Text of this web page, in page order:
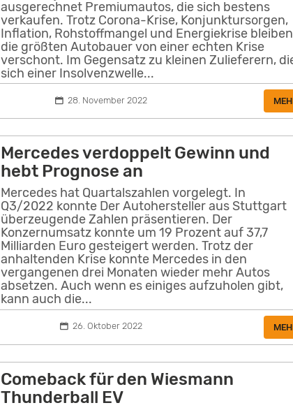
ausgerechnet Premiumautos, die sich bestens
verkaufen. Trotz Corona-Krise, Konjunktursorgen,
Inflation, Rohstoffmangel und Energiekrise bleiben
die größten Autobauer von einer echten Krise
verschont. Im Gegensatz zu kleinen Zulieferern,
sich einer Insolvenzwelle...
28. November 2022
Mercedes verdoppelt Gewinn und
hebt Prognose an
Mercedes hat Quartalszahlen vorgelegt. In
Q3/2022 konnte Der Autohersteller aus Stuttgart
überzeugende Zahlen präsentieren. Der
Konzernumsatz konnte um 19 Prozent auf 37,7
Milliarden Euro gesteigert werden. Trotz der
anhaltenden Krise konnte Mercedes in den
vergangenen drei Monaten wieder mehr Autos
absetzen. Auch wenn es einiges aufzuholen gibt,
kann auch die...
26. Oktober 2022
Comeback für den Wiesmann
Thunderball EV